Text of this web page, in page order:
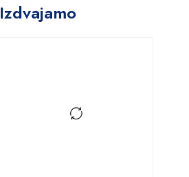
Izdvajamo